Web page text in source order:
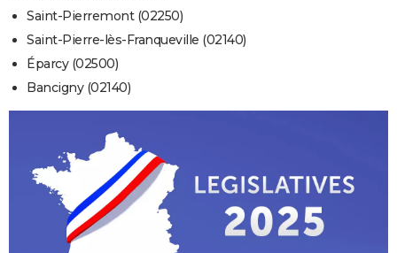
Saint-Pierremont (02250)
Saint-Pierre-lès-Franqueville (02140)
Éparcy (02500)
Bancigny (02140)